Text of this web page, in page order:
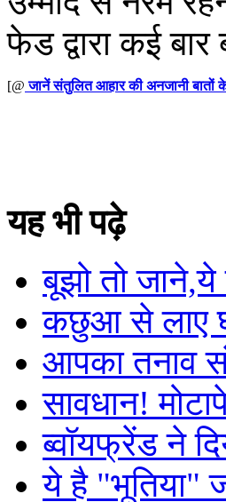
फेड द्वारा कई
[@ जानें संतुलित आहार की अनजानी बातों
यह भी पढ़े
बूझो तो जाने,ये
कछुआ से लाए
आपका तनाव
सावधान!
ब्वॉयफ्रेंड ने
ये है "भूतिया"